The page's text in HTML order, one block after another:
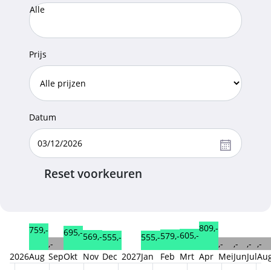
Alle
Prijs
Datum
Reset voorkeuren
2026
759,-
Aug
,-
Sep
695,-
Okt
569,-
Nov
555,-
Dec 2027
555,-
Jan
579,-
Feb
605,-
Mrt
809,-
Apr
,-
Mei
,-
Jun
,-
Jul
,-